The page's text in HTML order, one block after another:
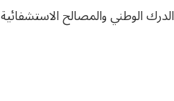
الوطني والمصالح الاستشفائية